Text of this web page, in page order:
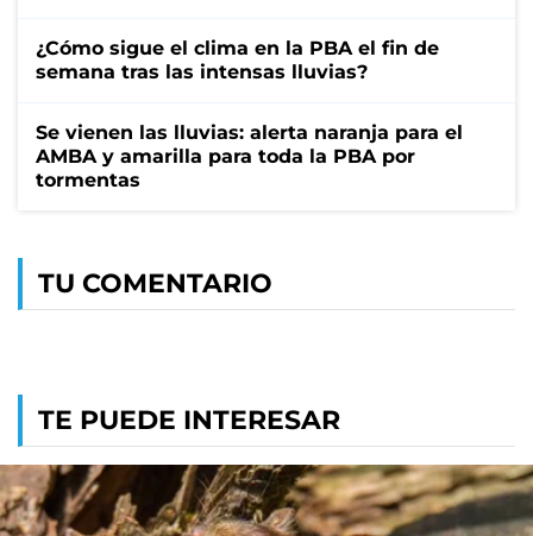
¿Cómo sigue el clima en la PBA el fin de
semana tras las intensas lluvias?
Se vienen las lluvias: alerta naranja para el
AMBA y amarilla para toda la PBA por
tormentas
TU COMENTARIO
TE PUEDE INTERESAR